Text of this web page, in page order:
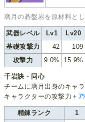
璃月の碁盤岩を原材料と
武器レベル Lv1 Lv20
基礎攻撃力
42 109
攻撃力
9.0% 15.9%
千岩訣・同心
チームに璃月出身のキャ
キャラクターの攻撃力＋
精錬ランク 1